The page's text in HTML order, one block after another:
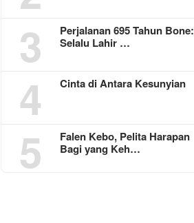
3
Perjalanan 695 Tahun Bone:
Selalu Lahir …
4 Cinta di Antara Kesunyian
5
Falen Kebo, Pelita Harapan
Bagi yang Keh…